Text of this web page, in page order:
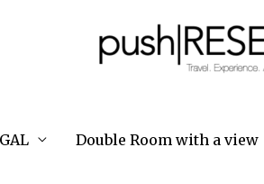
Double Room with a view